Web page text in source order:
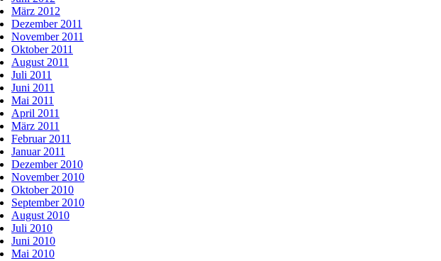
März 2012
Dezember 2011
November 2011
Oktober 2011
August 2011
Juli 2011
Juni 2011
Mai 2011
April 2011
März 2011
Februar 2011
Januar 2011
Dezember 2010
November 2010
Oktober 2010
September 2010
August 2010
Juli 2010
Juni 2010
Mai 2010